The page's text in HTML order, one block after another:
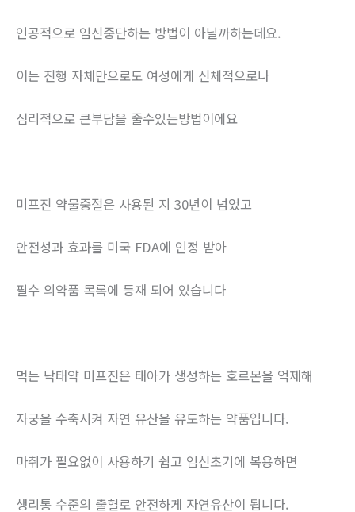
인공적으로 임신중단하는 방법이 아닐까하는데요.
이는 진행 자체만으로도 여성에게 신체적으로나
심리적으로 큰부담을 줄수있는방법이에요
미프진 약물중절은 사용된 지 30년이 넘었고
안전성과 효과를 미국 FDA에 인정 받아
필수 의약품 목록에 등재 되어 있습니다
먹는 낙태약 미프진은 태아가 생성하는 호르몬을 억제해
자궁을 수축시켜 자연 유산을 유도하는 약품입니다.
마취가 필요없이 사용하기 쉽고 임신초기에 복용하면
생리통 수준의 출혈로 안전하게 자연유산이 됩니다.